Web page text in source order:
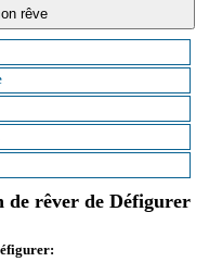
rêver de Défigurer